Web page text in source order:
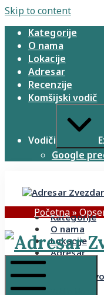
Skip to content
Kategorije
O nama
Lokacije
Adresar
Recenzije
Komšijski vodič
Vodiči
Google
Kategorije
O nama
Lokacije
Adresar
Komšijski
Početna»